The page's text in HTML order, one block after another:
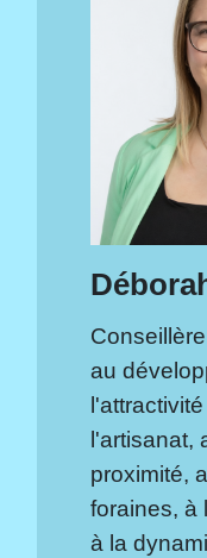
au
l'artisanat,
proximité,
foraines, à
à la